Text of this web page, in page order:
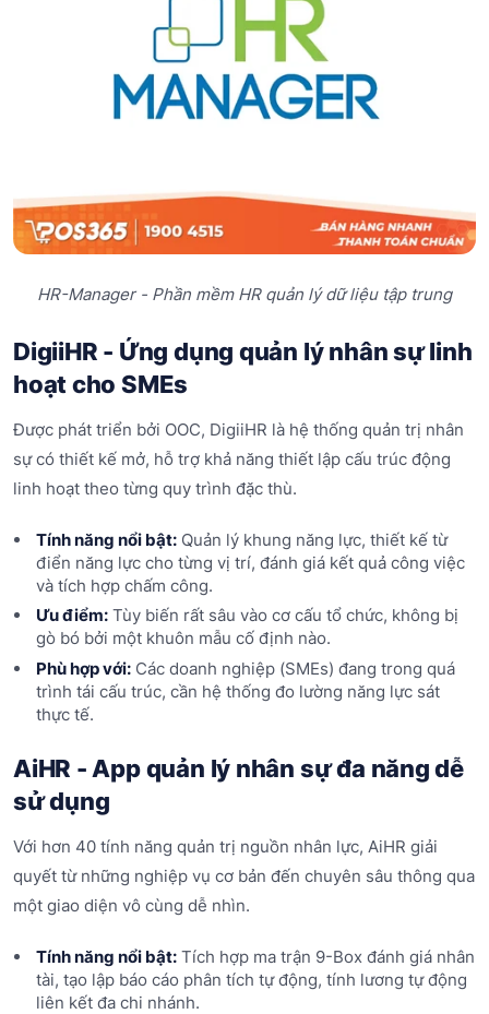
HR-Manager - Phần mềm HR quản lý dữ liệu tập trung
DigiiHR - Ứng dụng quản lý nhân sự linh
hoạt cho SMEs
Được phát triển bởi OOC, DigiiHR là hệ thống quản trị nhân
sự có thiết kế mở, hỗ trợ khả năng thiết lập cấu trúc động
linh hoạt theo từng quy trình đặc thù.
Tính năng nổi bật:Quản lý khung năng lực, thiết kế từ
điển năng lực cho từng vị trí, đánh giá kết quả công việc
và tích hợp chấm công.
Ưu điểm:Tùy biến rất sâu vào cơ cấu tổ chức, không bị
gò bó bởi một khuôn mẫu cố định nào.
Phù hợp với:Các doanh nghiệp (SMEs) đang trong quá
trình tái cấu trúc, cần hệ thống đo lường năng lực sát
thực tế.
AiHR - App quản lý nhân sự đa năng dễ
sử dụng
Với hơn 40 tính năng quản trị nguồn nhân lực, AiHR giải
quyết từ những nghiệp vụ cơ bản đến chuyên sâu thông qua
một giao diện vô cùng dễ nhìn.
Tính năng nổi bật:Tích hợp ma trận 9-Box đánh giá nhân
tài, tạo lập báo cáo phân tích tự động, tính lương tự động
liên kết đa chi nhánh.